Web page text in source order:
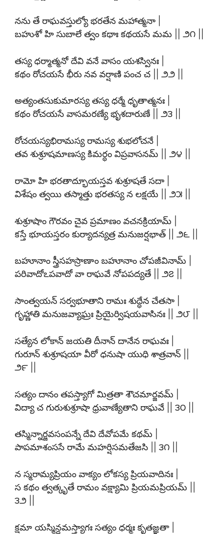
నను తే రాఘవస్తుల్యో భరతేన మహాత్మనా |
బహుశో హి సుబాలే త్వం కథాః కథయసే మమ || ౨౧ ||
తస్య ధర్మాత్మనో దేవి వనే వాసం యశస్వినః |
కథం రోచయసే భీరు నవ వర్షాణి పంచ చ || ౨౨ ||
అత్యంతసుకుమారస్య తస్య ధర్మే ధృతాత్మనః |
కథం రోచయసే వాసమరణ్యే భృశదారుణే || ౨౩ ||
రోచయస్యభిరామస్య రామస్య శుభలోచనే |
తవ శుశ్రూషమాణస్య కిమర్థం విప్రవాసనమ్ || ౨౪ ||
రామో హి భరతాద్భూయస్తవ శుశ్రూషతే సదా |
విశేషం త్వయి తస్మాత్తు భరతస్య న లక్షయే || ౨౫ ||
శుశ్రూషాం గౌరవం చైవ ప్రమాణం వచనక్రియామ్ |
కస్తే భూయస్తరం కుర్యాదన్యత్ర మనుజర్షభాత్ || ౨౬ ||
బహూనాం స్త్రీసహస్రాణాం బహూనాం చోపజీవినామ్ |
పరివాదోఽపవాదో వా రాఘవే నోపపద్యతే || ౨౭ ||
సాంత్వయన్ సర్వభూతాని రామః శుద్ధేన చేతసా |
గృహ్ణాతి మనుజవ్యాఘ్రః ప్రియైర్విషయవాసినః || ౨౮ ||
సత్యేన లోకాన్ జయతి దీనాన్ దానేన రాఘవః |
గురూన్ శుశ్రూషయా వీరో ధనుషా యుధి శాత్రవాన్ ||
౨౯ ||
సత్యం దానం తపస్త్యాగో మిత్రతా శౌచమార్జవమ్ |
విద్యా చ గురుశుశ్రూషా ధ్రువాణ్యేతాని రాఘవే || ౩౦ ||
తస్మిన్నార్జవసంపన్నే దేవి దేవోపమే కథమ్ |
పాపమాశంససే రామే మహర్షిసమతేజసి || ౩౧ ||
న స్మరామ్యప్రియం వాక్యం లోకస్య ప్రియవాదినః |
స కథం త్వత్కృతే రామం వక్ష్యామి ప్రియమప్రియమ్ ||
౩౨ ||
క్షమా యస్మిన్దమస్త్యాగః సత్యం ధర్మః కృతజ్ఞతా |